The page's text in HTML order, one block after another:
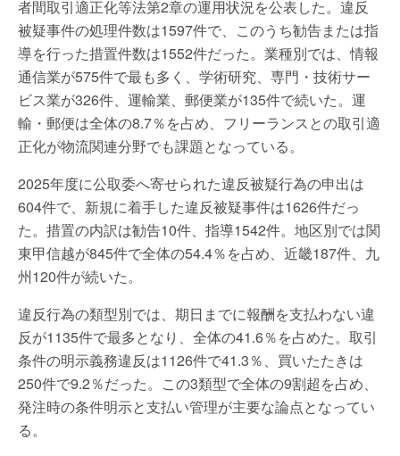
者間取引適正化等法第2章の運用状況を公表した。違反
被疑事件の処理件数は1597件で、このうち勧告または指
導を行った措置件数は1552件だった。業種別では、情報
通信業が575件で最も多く、学術研究、専門・技術サー
ビス業が326件、運輸業、郵便業が135件で続いた。運
輸・郵便は全体の8.7％を占め、フリーランスとの取引適
正化が物流関連分野でも課題となっている。
2025年度に公取委へ寄せられた違反被疑行為の申出は
604件で、新規に着手した違反被疑事件は1626件だっ
た。措置の内訳は勧告10件、指導1542件。地区別では関
東甲信越が845件で全体の54.4％を占め、近畿187件、九
州120件が続いた。
違反行為の類型別では、期日までに報酬を支払わない違
反が1135件で最多となり、全体の41.6％を占めた。取引
条件の明示義務違反は1126件で41.3％、買いたたきは
250件で9.2％だった。この3類型で全体の9割超を占め、
発注時の条件明示と支払い管理が主要な論点となってい
る。